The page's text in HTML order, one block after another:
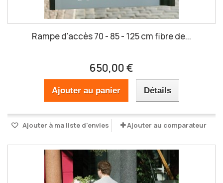
Rampe d'accès 70 - 85 - 125 cm fibre de...
650,00 €
Ajouter au panier Détails
Ajouter à ma liste d'envies Ajouter au comparateur